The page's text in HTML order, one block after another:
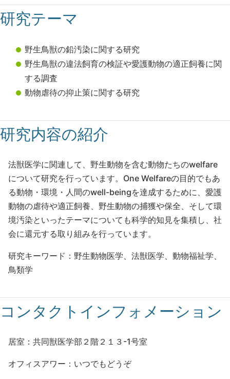
研究テーマ
野生鳥獣の鉛汚染に関する研究
野生鳥獣の違法飼育の検証や愛護動物の適正飼養に関
する調査
動物虐待の抑止策に関する研究
研究内容の紹介
法獣医学に関連して、野生動物を含む動物たちのwelfare
について研究を行っています。One Welfareの目的でもあ
る動物・環境・人間のwell-beingを達成するために、愛護
動物の虐待や適正飼養、野生動物の捕獲や保全、そして環
境汚染といったテーマについても科学的知見を集積し、社
会に還元する取り組みを行っています。
研究キーワード：野生動物医学、法獣医学、動物福祉学、
鳥類学
コンタクトインフォメーション
居室：共同獣医学部２階２１３-1号室
オフィスアワー：いつでもどうぞ